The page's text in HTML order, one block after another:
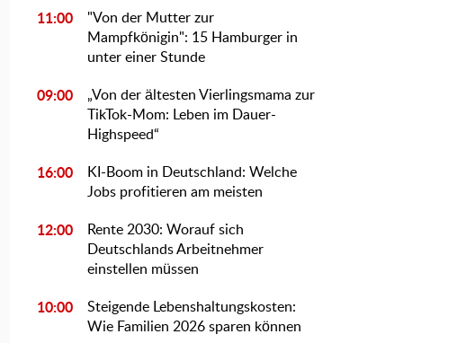
11:00
"Von der Mutter zur
Mampfkönigin": 15 Hamburger in
unter einer Stunde
09:00
„Von der ältesten Vierlingsmama zur
TikTok-Mom: Leben im Dauer-
Highspeed“
16:00
KI-Boom in Deutschland: Welche
Jobs profitieren am meisten
12:00
Rente 2030: Worauf sich
Deutschlands Arbeitnehmer
einstellen müssen
10:00
Steigende Lebenshaltungskosten:
Wie Familien 2026 sparen können